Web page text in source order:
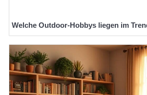
Welche Outdoor-Hobbys liegen im